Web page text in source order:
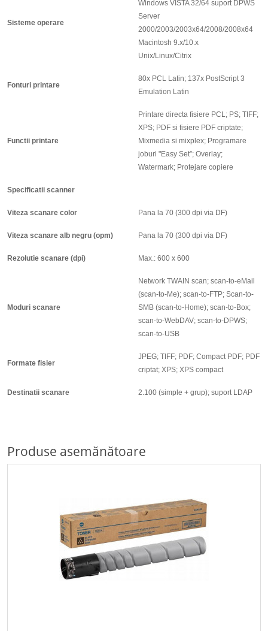
Sisteme operare
Windows VISTA 32/64 suport DPWS
Server
2000/2003/2003x64/2008/2008x64
Macintosh 9.x/10.x
Unix/Linux/Citrix
Fonturi printare
80x PCL Latin; 137x PostScript 3
Emulation Latin
Functii printare
Printare directa fisiere PCL; PS; TIFF;
XPS; PDF si fisiere PDF criptate;
Mixmedia si mixplex; Programare
joburi "Easy Set”; Overlay;
Watermark; Protejare copiere
Specificatii scanner
Viteza scanare color Pana la 70 (300 dpi via DF)
Viteza scanare alb negru (opm) Pana la 70 (300 dpi via DF)
Rezolutie scanare (dpi) Max.: 600 x 600
Moduri scanare
Network TWAIN scan; scan-to-eMail
(scan-to-Me); scan-to-FTP; Scan-to-
SMB (scan-to-Home); scan-to-Box;
scan-to-WebDAV; scan-to-DPWS;
scan-to-USB
Formate fisier
JPEG; TIFF; PDF; Compact PDF; PDF
criptat; XPS; XPS compact
Destinatii scanare 2.100 (simple + grup); suport LDAP
Produse asemănătoare